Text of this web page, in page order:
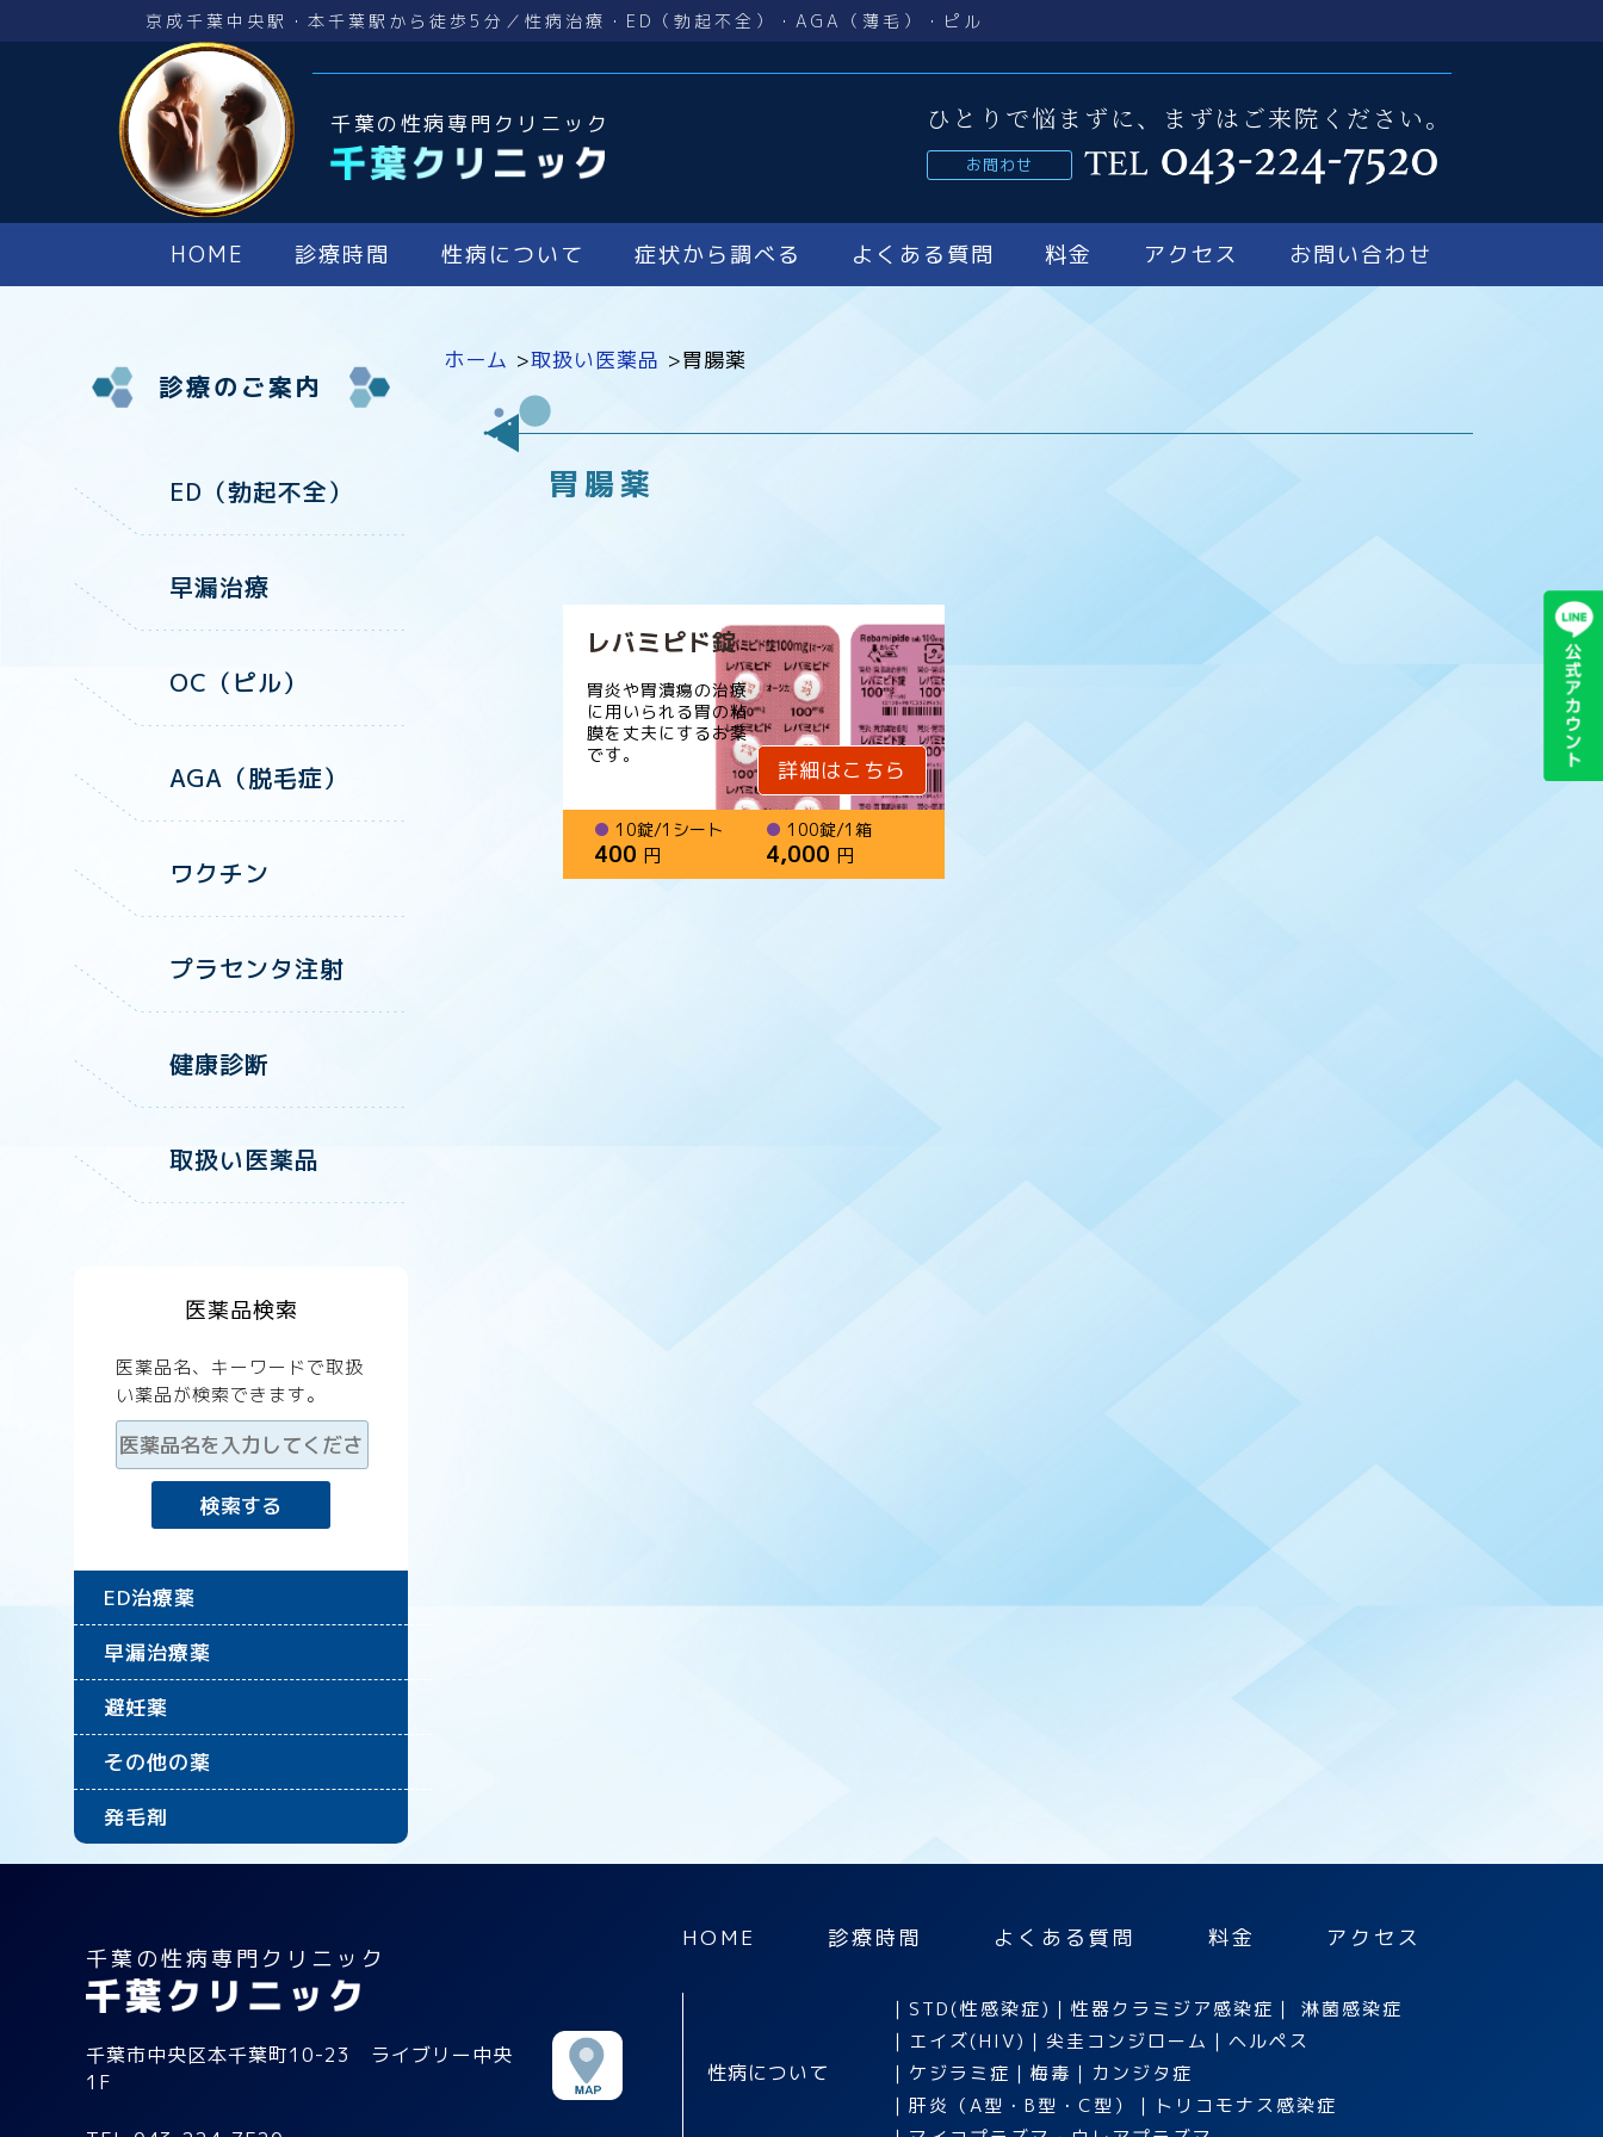
京成千葉中央駅・本千葉駅から徒歩5分／性病治療・ED（勃起不全）・AGA（薄毛）・ピル
千葉の性病専門クリニック ひとりで悩まずに、まずはご来院ください。
お問わせ
HOME 診療時間 性病について 症状から調べる よくある質問 料金 アクセス お問い合わせ
ホーム >取扱い医薬品 >胃腸薬
胃腸薬
レバミピド錠
胃炎や胃潰瘍の治療
に用いられる胃の粘
膜を丈夫にするお薬
です。
詳細はこちら
● 10錠/1シート
400 円
● 100錠/1箱
4,000 円
診療のご案内
ED（勃起不全）
早漏治療
OC（ピル）
AGA（脱毛症）
ワクチン
プラセンタ注射
健康診断
取扱い医薬品
医薬品検索
医薬品名、キーワードで取扱
い薬品が検索できます。
ED治療薬
早漏治療薬
避妊薬
その他の薬
発毛剤
千葉の性病専門クリニック
千葉市中央区本千葉町10-23 ライブリー中央
1F
HOME 診療時間 よくある質問 料金 アクセス
性病について
｜ STD(性感染症) ｜ 性器クラミジア感染症 ｜ 淋菌感染症
｜ エイズ(HIV) ｜ 尖圭コンジローム ｜ ヘルペス
｜ ケジラミ症 ｜ 梅毒 ｜ カンジタ症
｜ 肝炎（A型・B型・C型） ｜ トリコモナス感染症